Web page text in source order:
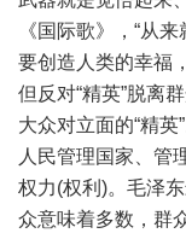
《国际歌》，“从
要创造人类的幸福
但反对“精英”脱离
大众对立面的“精
人民管理国家、管
权力(权利)。毛泽
众意味着多数，群